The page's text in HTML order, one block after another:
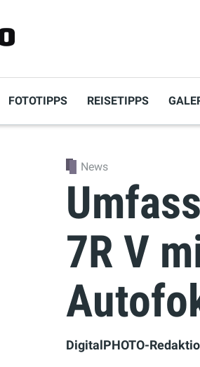
FOTOTIPPS REISETIPPS
News
7R V
DigitalPHOTO-